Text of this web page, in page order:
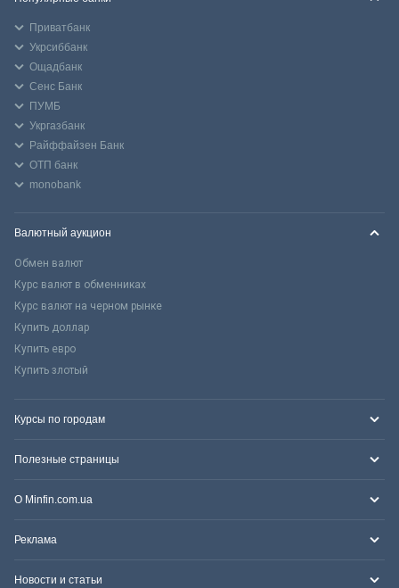
Приватбанк
Укрсиббанк
Ощадбанк
Сенс Банк
ПУМБ
Укргазбанк
Райффайзен Банк
ОТП банк
monobank
Валютный аукцион
Обмен валют
Курс валют в обменниках
Курс валют на черном рынке
Купить доллар
Купить евро
Купить злотый
Курсы по городам
Полезные страницы
О Minfin.com.ua
Реклама
Новости и статьи